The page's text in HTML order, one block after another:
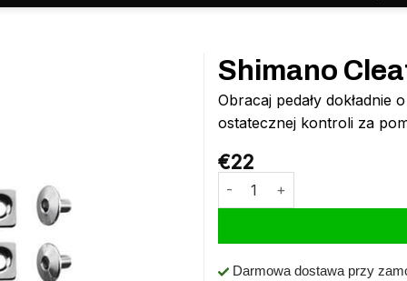
Shimano
Obracaj pedały dokładnie
ostatecznej kontroli za
€22
ilość Shimano Cleats SM-SH12
Darmowa dostawa przy